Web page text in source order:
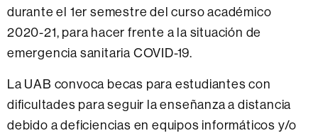
durante el 1er semestre del curso académico
2020-21, para hacer frente a la situación de
emergencia sanitaria COVID-19.
La UAB convoca becas para estudiantes con
dificultades para seguir la enseñanza a distancia
debido a deficiencias en equipos informáticos y/o